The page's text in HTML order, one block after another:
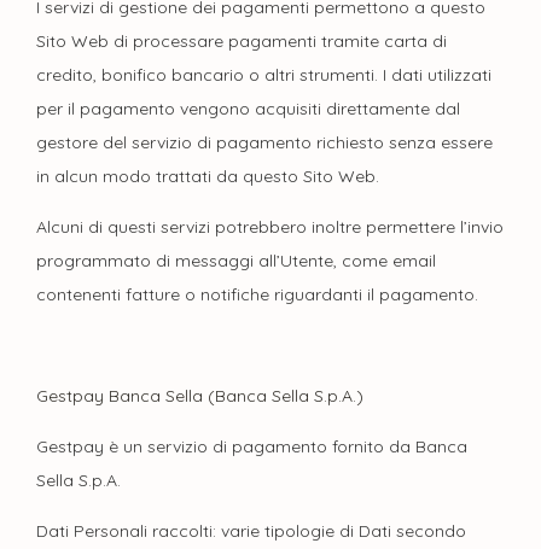
I servizi di gestione dei pagamenti permettono a questo
Sito Web di processare pagamenti tramite carta di
credito, bonifico bancario o altri strumenti. I dati utilizzati
per il pagamento vengono acquisiti direttamente dal
gestore del servizio di pagamento richiesto senza essere
in alcun modo trattati da questo Sito Web.
Alcuni di questi servizi potrebbero inoltre permettere l’invio
programmato di messaggi all’Utente, come email
contenenti fatture o notifiche riguardanti il pagamento.
Gestpay Banca Sella (Banca Sella S.p.A.)
Gestpay è un servizio di pagamento fornito da Banca
Sella S.p.A.
Dati Personali raccolti: varie tipologie di Dati secondo